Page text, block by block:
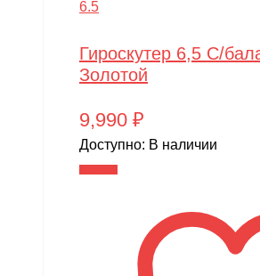
6.5
Гироскутер 6,5 С/
Золотой
9,990 ₽
Доступно: В наличии